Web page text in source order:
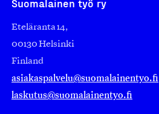
Suomalainen työ ry
Eteläranta 14,
00130 Helsinki
Finland
asiakaspalvelu@suomalainentyo.fi
laskutus@suomalainentyo.fi